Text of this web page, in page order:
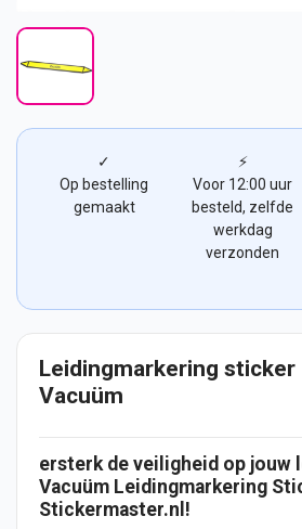
✓
Op bestelling
gemaakt
⚡
Voor 12:00 uur
besteld, zelfde
werkdag
verzonden
Leidingmarkering sticker
Vacuüm
ersterk de veiligheid op jouw
Vacuüm Leidingmarkering
Stickermaster.nl!